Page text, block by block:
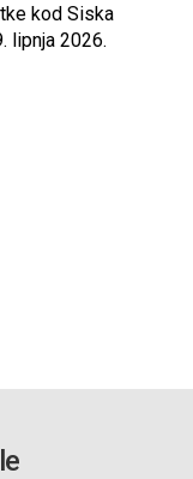
kod Siska
lipnja 2026.